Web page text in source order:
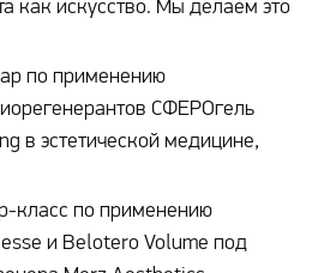
как искусство. Мы делаем это
по применению
СФЕРОгель
в эстетической медицине,
класс по применению
и Belotero Volume под